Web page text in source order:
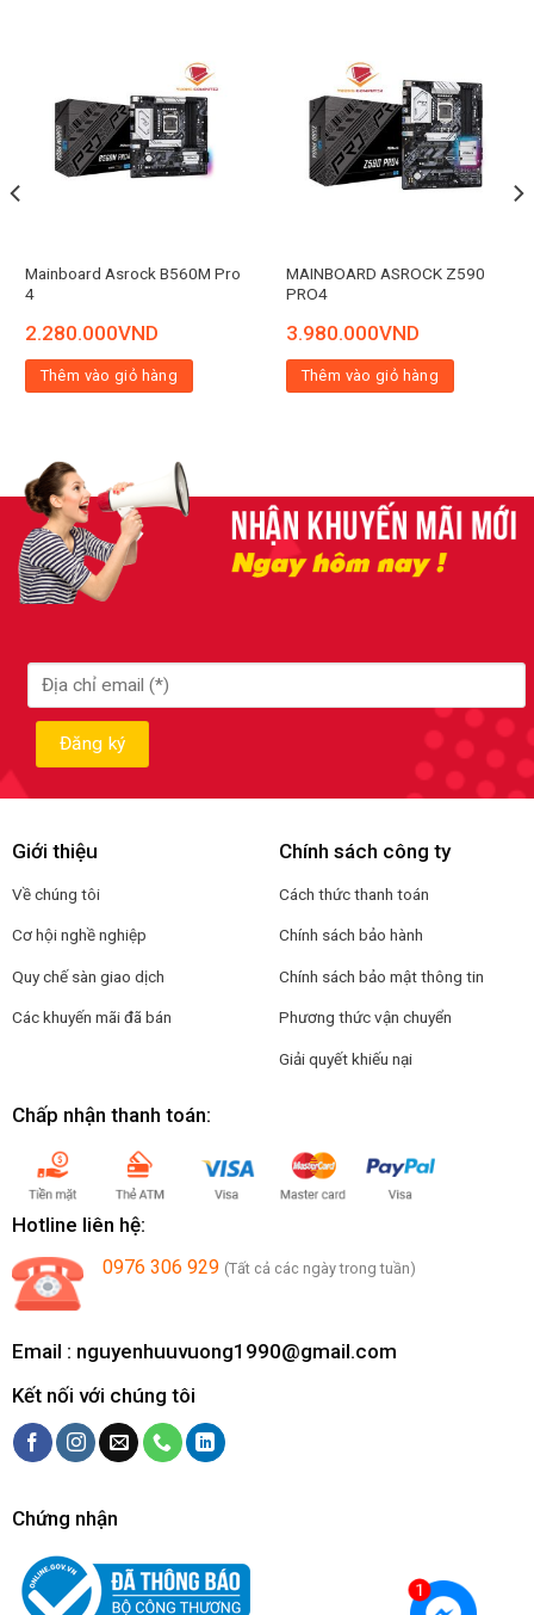
Mainboard Asrock B560M Pro
4
2.280.000VND
Thêm vào giỏ hàng
MAINBOARD ASROCK Z590
PRO4
3.980.000VND
Thêm vào giỏ hàng
Giới thiệu
Về chúng tôi
Cơ hội nghề nghiệp
Quy chế sàn giao dịch
Các khuyến mãi đã bán
Chính sách công ty
Cách thức thanh toán
Chính sách bảo hành
Chính sách bảo mật thông tin
Phương thức vận chuyển
Giải quyết khiếu nại
Chấp nhận thanh toán:
Hotline liên hệ:
0976 306 929 (Tất cả các ngày trong tuần)
Email : nguyenhuuvuong1990@gmail.com
Kết nối với chúng tôi
Chứng nhận